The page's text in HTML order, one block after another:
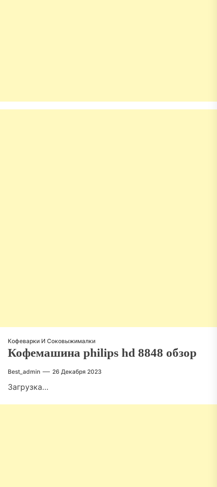
Кофеварки И Соковыжималки
Кофемашина philips hd 8848 обзор
Best_admin 26 Декабря 2023
Загрузка…